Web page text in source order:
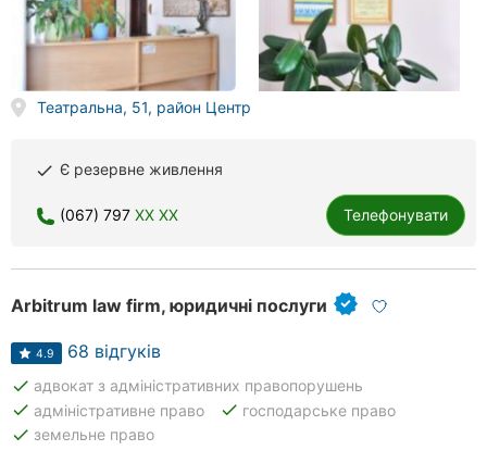
Театральна, 51, район Центр
done Є резервне живлення
(067) 797 XX XX Телефонувати
Arbitrum law firm, юридичні послуги
4.9 68 відгуків
done адвокат з адміністративних правопорушень
done адміністративне право done господарське право
done земельне право